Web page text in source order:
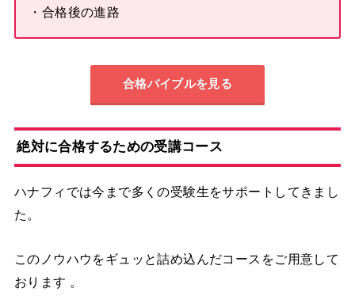
・合格後の進路
合格バイブルを見る
絶対に合格するための受講コース
ハナフィでは今まで多くの受験生をサポートしてきまし
た。
このノウハウをギュッと詰め込んだコースをご用意して
おります 。